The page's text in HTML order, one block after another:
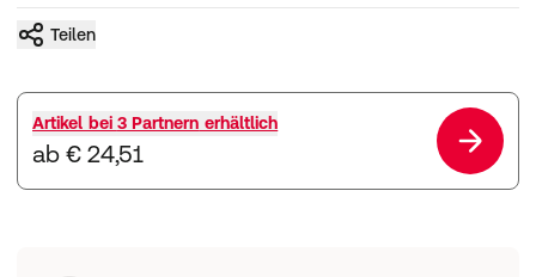
Teilen
Artikel bei 3 Partnern erhältlich
ab € 24,51